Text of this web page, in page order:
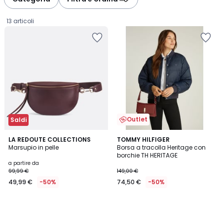
13 articoli
Saldi
LA REDOUTE COLLECTIONS
Marsupio in pelle
Prezzo
a
partire
a partire da
99,99 €
49,99 € -50%
3,7
/ 5
2
Colori
Outlet
TOMMY HILFIGER
Borsa a tracolla Heritage con
borchie TH HERITAGE
149,00 €
74,50 € -50%
2
Colori